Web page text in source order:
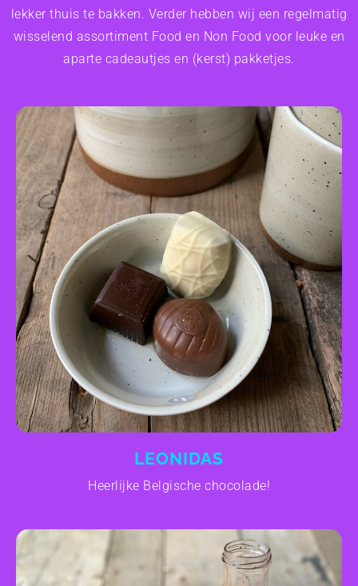
lekker thuis te bakken. Verder hebben wij een regelmatig
wisselend assortiment Food en Non Food voor leuke en
aparte cadeautjes en (kerst) pakketjes.
LEONIDAS
Heerlijke Belgische chocolade!